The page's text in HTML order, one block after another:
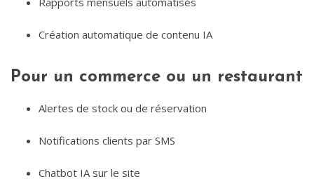
Création automatique de contenu IA
Pour un commerce ou un restaurant
Alertes de stock ou de réservation
Notifications clients par SMS
Chatbot IA sur le site